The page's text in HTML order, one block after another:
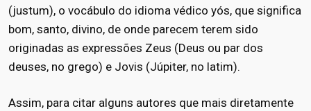
(justum), o vocábulo do idioma védico yós, que significa
bom, santo, divino, de onde parecem terem sido
originadas as expressões Zeus (Deus ou par dos
deuses, no grego) e Jovis (Júpiter, no latim).
Assim, para citar alguns autores que mais diretamente